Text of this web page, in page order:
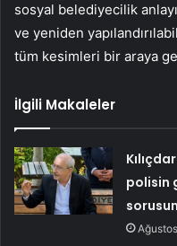
sosyal belediyecilik
ve yeniden
tüm kesimleri bir araya
İlgili Makaleler
polisin